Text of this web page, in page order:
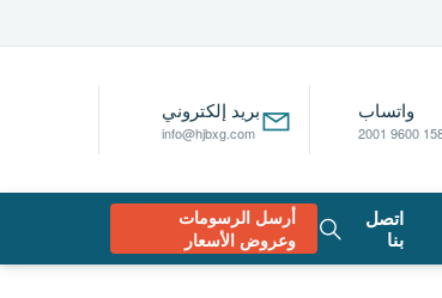
واتساب بريد إلكتروني
info@hjbxg.com
اتصل
بنا
أرسل الرسومات
وعروض الأسعار